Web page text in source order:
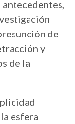
de
y
de la
esfera